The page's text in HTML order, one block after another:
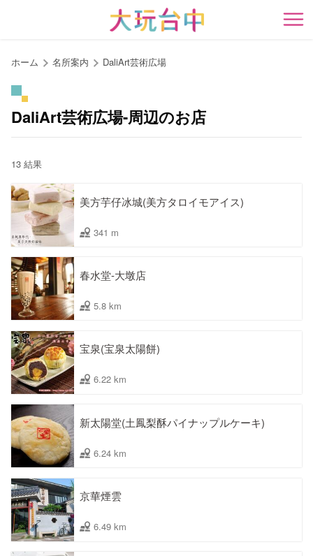
開
ホーム 名所案内 DaliArt芸術広場
DaliArt芸術広場-周辺のお店
13 結果
美方芋仔冰城(美方タロイモアイス)
341 m
春水堂-大墩店
5.8 km
宝泉(宝泉太陽餅)
6.22 km
新太陽堂(土鳳梨酥パイナップルケーキ)
6.24 km
京華煙雲
6.49 km